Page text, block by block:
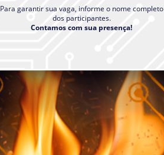
Para garantir sua vaga, informe o nome completo
dos participantes.
Contamos com sua presença!